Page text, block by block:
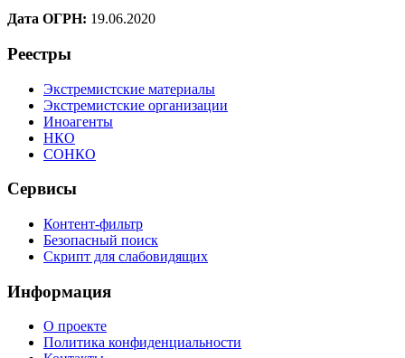
Дата ОГРН: 19.06.2020
Реестры
Экстремистские материалы
Экстремистские организации
Иноагенты
НКО
СОНКО
Сервисы
Контент-фильтр
Безопасный поиск
Скрипт для слабовидящих
Информация
О проекте
Политика конфиденциальности